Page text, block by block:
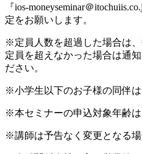
『ios-moneyseminar＠
定をお願いします。
※定員人数を超過した場合は、
定員を超えなかった場合は通
ださい。
※小学生以下のお子様の同伴は
※本セミナーの申込対象年齢は
※講師は予告なく変更となる場